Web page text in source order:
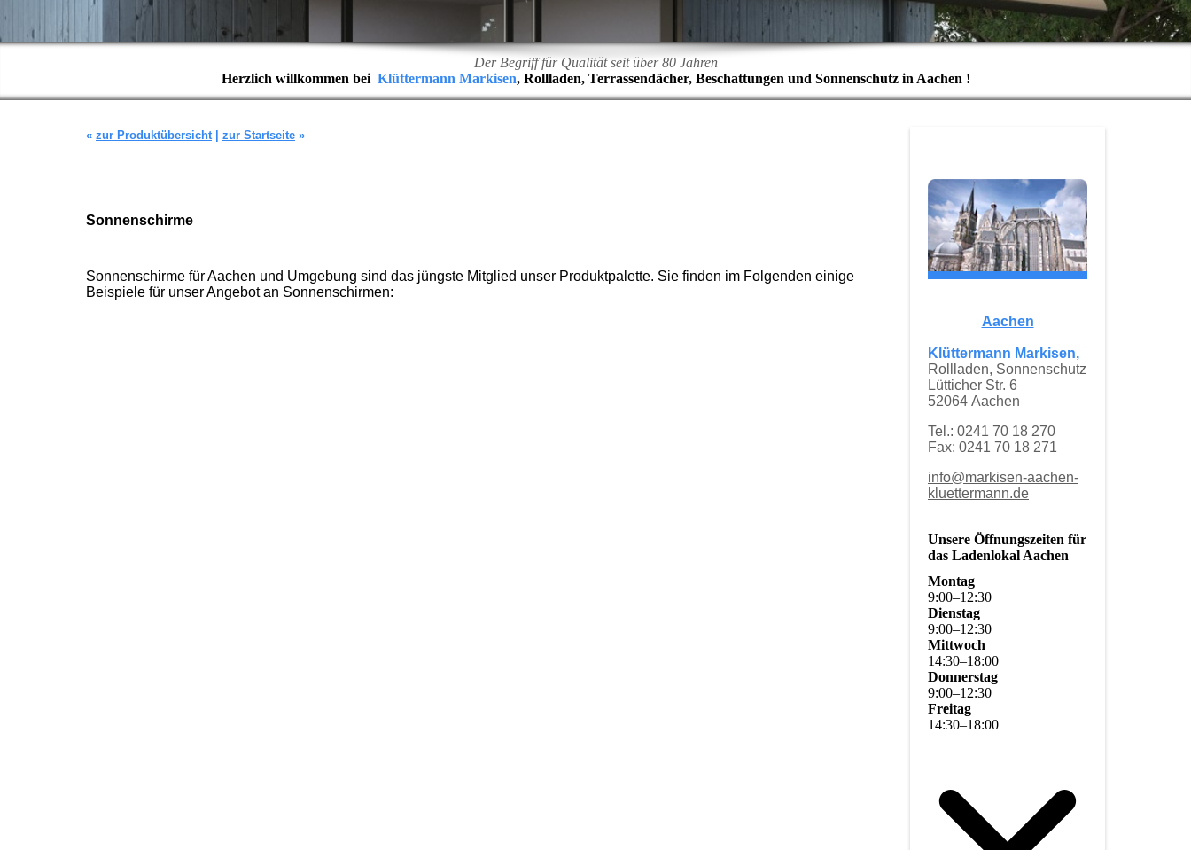
Der Begriff für Qualität seit über 80 Jahren
Herzlich willkommen bei Klüttermann Markisen, Rollladen, Terrassendächer, Beschattungen und Sonnenschutz in Aachen !
« zur Produktübersicht| zur Startseite »
Sonnenschirme
Sonnenschirme für Aachen und Umgebung sind das jüngste Mitglied unser Produktpalette. Sie finden im Folgenden einige
Beispiele für unser Angebot an Sonnenschirmen:
Aachen
Klüttermann Markisen,
Rollladen, Sonnenschutz
Lütticher Str. 6
52064 Aachen
Tel.: 0241 70 18 270
Fax: 0241 70 18 271
info@markisen-aachen-
kluettermann.de
Unsere Öffnungszeiten für
das Ladenlokal Aachen
Montag
9:00–12:30
Dienstag
9:00–12:30
Mittwoch
14:30–18:00
Donnerstag
9:00–12:30
Freitag
14:30–18:00